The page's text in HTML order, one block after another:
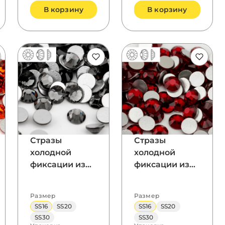
В корзину В корзину
Стразы
холодной
фиксации из
форма
Flatback
Размер
SS16
SS20
SS30
Стразы
холодной
фиксации из
форма
Flatback
Размер
SS16
SS20
SS30